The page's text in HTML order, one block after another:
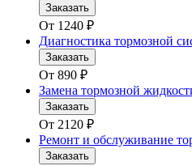
Заказать
От 1240 ₽
Диагностика тормозной
Заказать
От 890 ₽
Замена тормозной
Заказать
От 2120 ₽
Ремонт и обслуживание
Заказать